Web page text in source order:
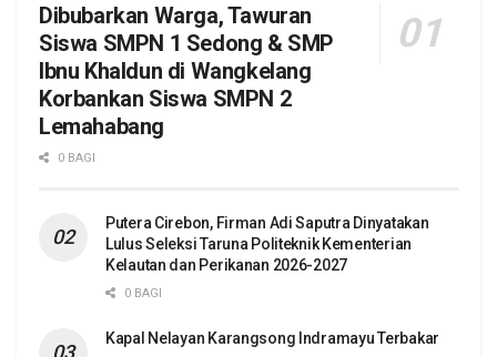
Dibubarkan Warga, Tawuran
Siswa SMPN 1 Sedong & SMP
Ibnu Khaldun di Wangkelang
Korbankan Siswa SMPN 2
Lemahabang
0 BAGI
Putera Cirebon, Firman Adi Saputra Dinyatakan
Lulus Seleksi Taruna Politeknik Kementerian
Kelautan dan Perikanan 2026-2027
0 BAGI
Kapal Nelayan Karangsong Indramayu Terbakar